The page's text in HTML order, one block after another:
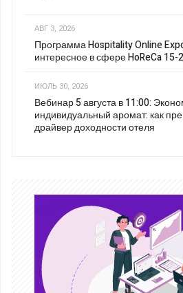
АВГ 3, 2026
Программа Hospitality Online
интересное в сфере HoReCa
ИЮЛЬ 30, 2026
Вебинар 5 августа в 11:00:
индивидуальный аромат: как
драйвер доходности отеля